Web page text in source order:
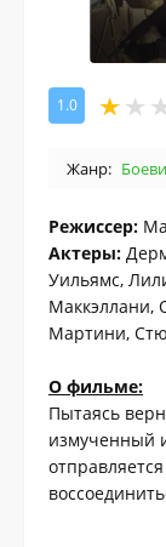
1.0
Жанр:
Режиссер:
Актеры:
Уильямс,
Маккэллани,
Мартини,
О фильме:
Пытаясь
измученный